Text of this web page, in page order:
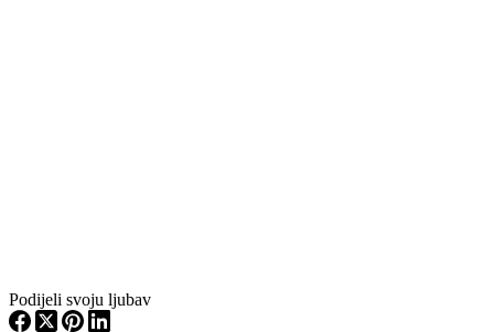
Podijeli svoju ljubav